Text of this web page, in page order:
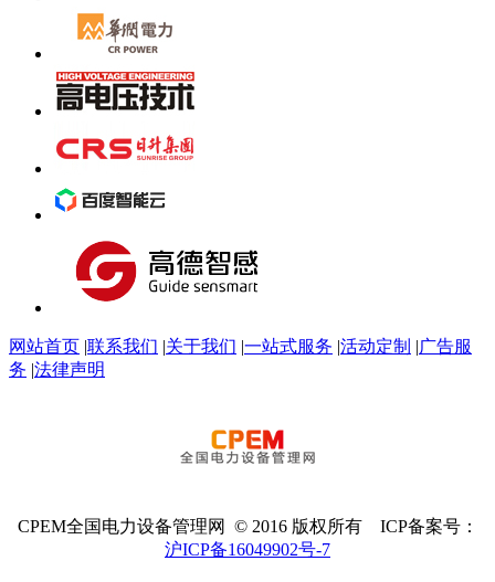
网站首页 |联系我们 |关于我们 |一站式服务 |活动定制 |广告服
务 |法律声明
CPEM全国电力设备管理网 © 2016 版权所有 ICP备案号：
沪ICP备16049902号-7